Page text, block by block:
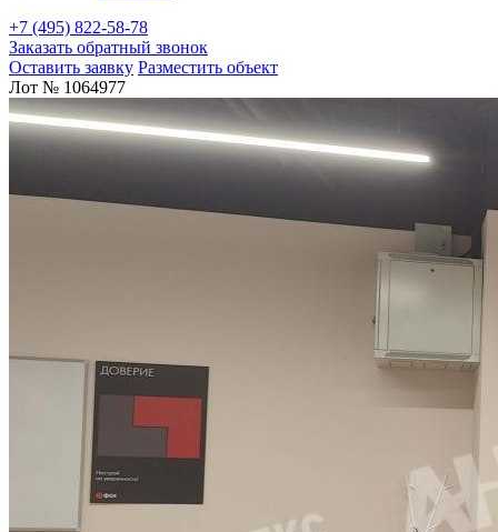
+7 (495) 822-58-78
Заказать обратный звонок
Оставить заявку Разместить объект
Лот № 1064977